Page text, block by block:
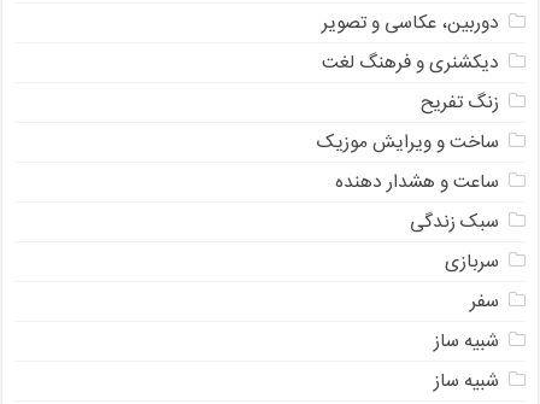
دوربین، عکاسی و تصویر
دیکشنری و فرهنگ لغت
زنگ تفریح
ساخت و ویرایش موزیک
ساعت و هشدار دهنده
سبک زندگی
سربازی
سفر
شبیه ساز
شبیه ساز